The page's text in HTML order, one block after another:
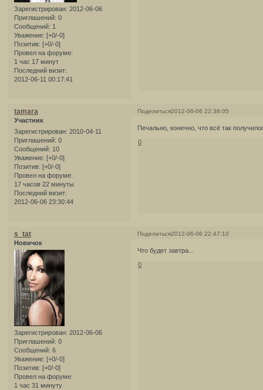
Зарегистрирован: 2012-06-06
Приглашений: 0
Сообщений: 1
Уважение: [+0/-0]
Позитив: [+0/-0]
Провел на форуме:
1 час 17 минут
Последний визит:
2012-06-11 00:17:41
Поделиться2012-06-06 22:38:05
tamara
Участник
Зарегистрирован: 2010-04-11
Приглашений: 0
Сообщений: 10
Уважение: [+0/-0]
Позитив: [+0/-0]
Провел на форуме:
17 часов 22 минуты
Последний визит:
2012-06-06 23:30:44
Печально, конечно, что всё так
0
Поделиться2012-06-06 22:47:10
s_tat
Новичок
Зарегистрирован: 2012-06-06
Приглашений: 0
Сообщений: 6
Уважение: [+0/-0]
Позитив: [+0/-0]
Провел на форуме:
1 час 31 минуту
Что будет завтра...
0